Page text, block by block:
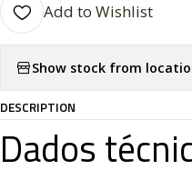
Add to Wishlist
Show stock from
DESCRIPTION
Dados